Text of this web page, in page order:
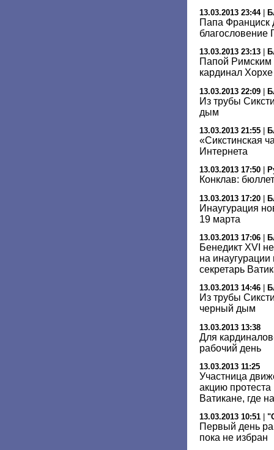
13.03.2013 23:44|
Папа Франциск
благословение
13.03.2013 23:13
Папой Римским
кардинал
13.03.2013 22:09 |
Из трубы
дым
13.03.2013 21:55
«Сикстинская
Интернета
13.03.2013 17:50
Конклав:
13.03.2013 17:20 |
Инаугурация
19 марта
13.03.2013 17:06
Бенедикт XVI
на
секретарь
13.03.2013 14:46
Из трубы
черный дым
13.03.2013 13:38
Для
рабочий день
13.03.2013 11:25
Участница
акцию
Ватикане, где
13.03.2013 10:51
Первый день
пока не избран